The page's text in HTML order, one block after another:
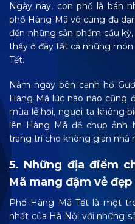
Ngày nay, con phố là bán
phố Hàng Mã vô cùng đa
đến những sản phẩm cầu
thấy ở đây tất cả những
Tết.
Nằm ngay bên cạnh hồ
Hàng Mã lúc nào nào cũng
mùa lễ hội, người ta không
lên Hàng Mã để chụp
trang trí cho không gian nhà
5. Những địa điểm
Mã mang đậm vẻ
Phố Hàng Mã Tết là một
nhất của Hà Nội với những